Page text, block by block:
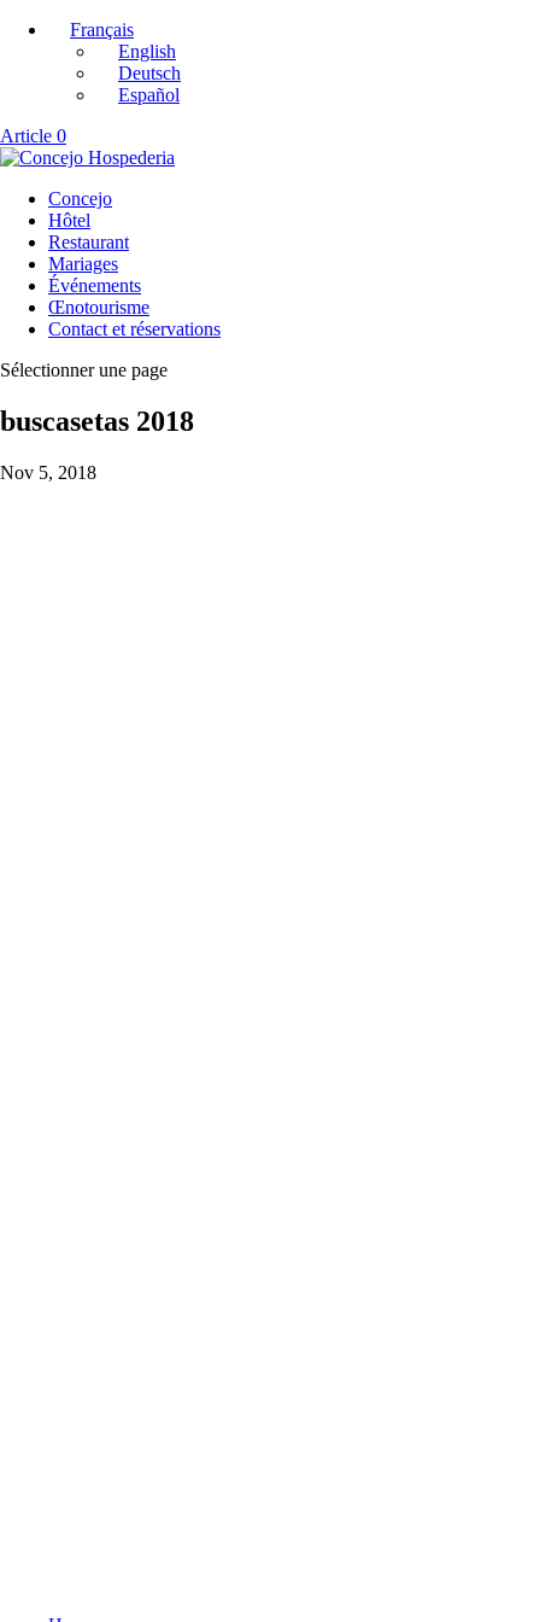
Français
English
Deutsch
Español
Article 0
Concejo
Hôtel
Restaurant
Mariages
Événements
Œnotourisme
Contact et réservations
Sélectionner une page
buscasetas 2018
Nov 5, 2018